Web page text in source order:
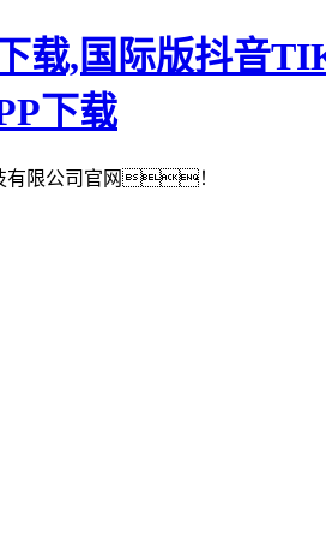
载,国际版抖音
下载
有限公司官网！